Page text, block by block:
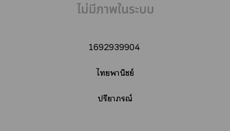
1692939904
ไพานิชย์
ปรียาณ์